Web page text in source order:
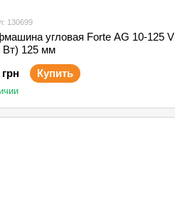
130699
угловая Forte AG 10-125 V
Вт) 125 мм
Купить